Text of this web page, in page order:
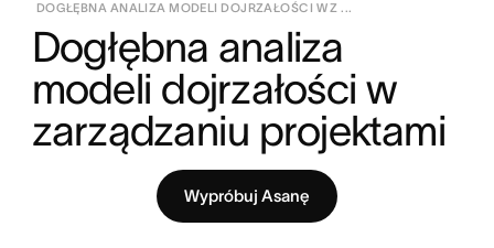
DOGŁĘBNA ANALIZA MODELI DOJRZAŁOŚCI W Z ...
Dogłębna analiza
modeli dojrzałości w
zarządzaniu projektami
Wypróbuj Asanę